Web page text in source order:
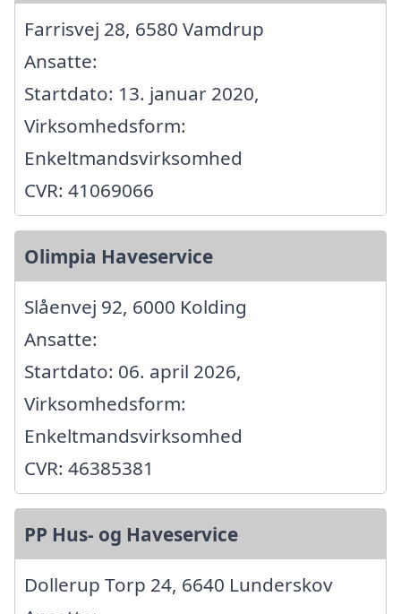
Farrisvej 28, 6580 Vamdrup
Ansatte:
Startdato: 13. januar 2020,
Virksomhedsform:
Enkeltmandsvirksomhed
CVR: 41069066
Olimpia Haveservice
Slåenvej 92, 6000 Kolding
Ansatte:
Startdato: 06. april 2026,
Virksomhedsform:
Enkeltmandsvirksomhed
CVR: 46385381
PP Hus- og Haveservice
Dollerup Torp 24, 6640 Lunderskov